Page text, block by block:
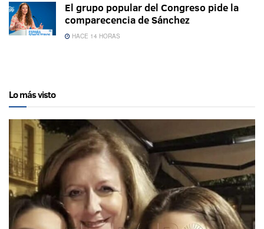
El grupo popular del Congreso pide la
comparecencia de Sánchez
HACE 14 HORAS
Lo más visto